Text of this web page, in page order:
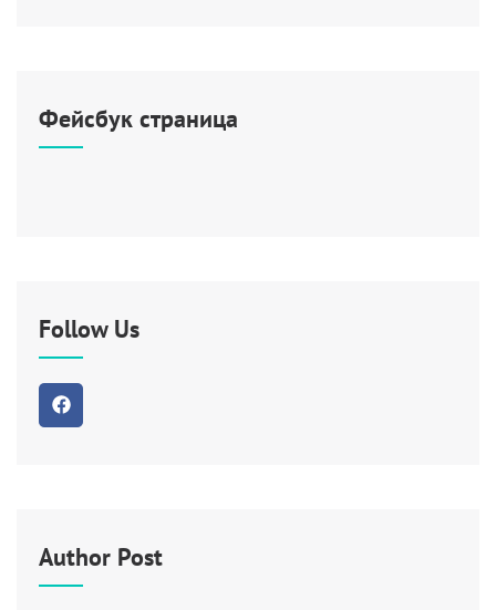
Фейсбук страница
Follow Us
Author Post